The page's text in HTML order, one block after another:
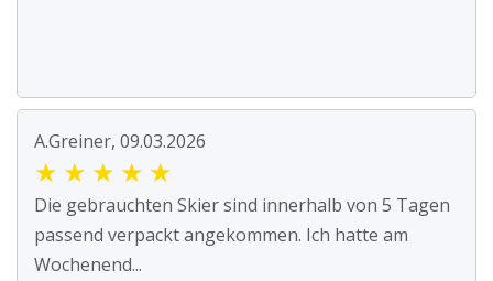
A.Greiner, 09.03.2026
★ ★ ★ ★ ★
Die gebrauchten Skier sind innerhalb von 5 Tagen
passend verpackt angekommen. Ich hatte am
Wochenend...